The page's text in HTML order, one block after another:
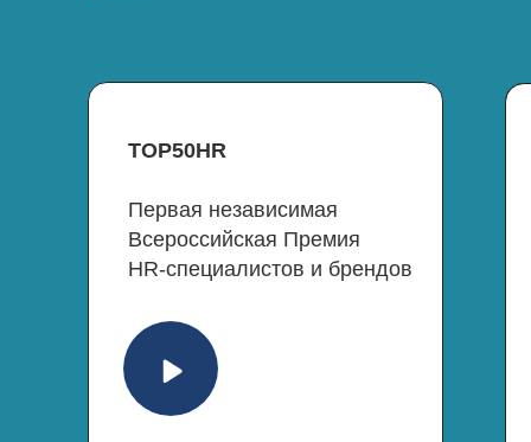
TOP50HR
Первая независимая
Всероссийская Премия
HR-специалистов и брендов